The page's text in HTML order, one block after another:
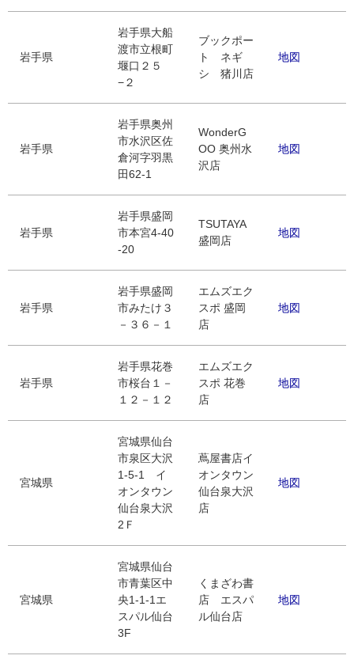
岩手県
岩手県大船
渡市立根町
堰口２５
−２
ブックポー
ト ネギ
シ 猪川店
地図
岩手県
岩手県奥州
市水沢区佐
倉河字羽黒
田62-1
WonderG
OO 奥州水
沢店
地図
岩手県
岩手県盛岡
市本宮4-40
-20
TSUTAYA
盛岡店
地図
岩手県
岩手県盛岡
市みたけ３
－３６－１
エムズエク
スポ 盛岡
店
地図
岩手県
岩手県花巻
市桜台１－
１２－１２
エムズエク
スポ 花巻
店
地図
宮城県
宮城県仙台
市泉区大沢
1-5-1 イ
オンタウン
仙台泉大沢
2Ｆ
蔦屋書店イ
オンタウン
仙台泉大沢
店
地図
宮城県
宮城県仙台
市青葉区中
央1-1-1エ
スパル仙台
3F
くまざわ書
店 エスパ
ル仙台店
地図